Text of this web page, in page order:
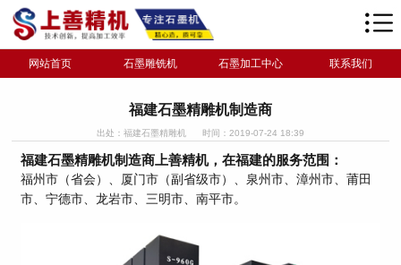
网站首页 石墨雕铣机 石墨加工中心 联系我们
福建石墨精雕机制造商
出处：福建石墨精雕机 时间：2019-07-24 18:39
福建石墨精雕机制造商上善精机，在福建的服务范围：
福州市（省会）、厦门市（副省级市）、泉州市、漳州市、莆田
市、宁德市、龙岩市、三明市、南平市。